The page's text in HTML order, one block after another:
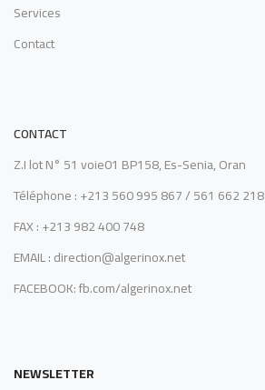
Services
Contact
CONTACT
Z.I lot N° 51 voie01 BP158, Es-Senia, Oran
Téléphone : +213 560 995 867 / 561 662 218
FAX : +213 982 400 748
EMAIL : direction@algerinox.net
FACEBOOK: fb.com/algerinox.net
NEWSLETTER